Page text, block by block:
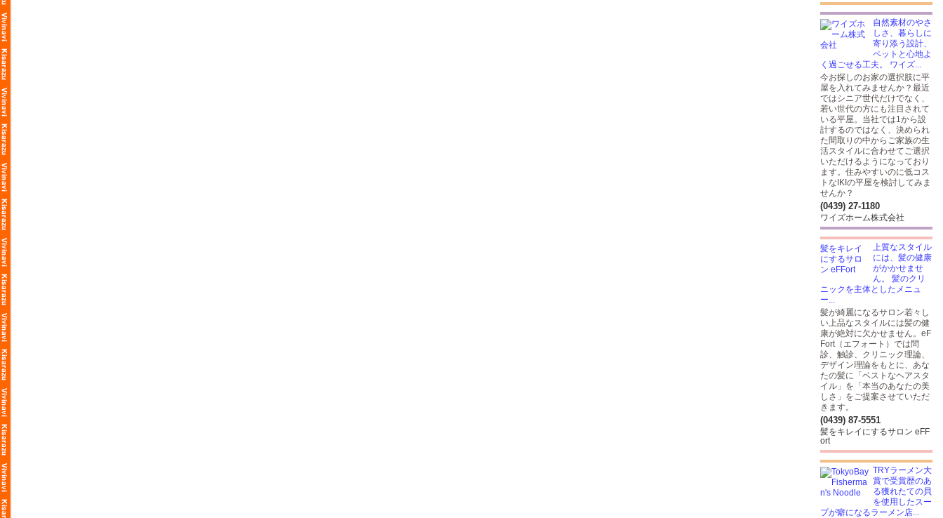
自然素材のやさ
しさ、暮らしに
寄り添う設計、
ペットと心地よ
く過ごせる工夫。 ワイズ...
今お探しのお家の選択肢に平
屋を入れてみませんか？最近
ではシニア世代だけでなく、
若い世代の方にも注目されて
いる平屋。当社では1から設
計するのではなく、決められ
た間取りの中からご家族の生
活スタイルに合わせてご選択
いただけるようになっており
ます。住みやすいのに低コス
トなIKIの平屋を検討してみま
せんか？
(0439) 27-1180
ワイズホーム株式会社
上質なスタイル
には、髪の健康
がかかせませ
ん。 髪のクリ
ニックを主体としたメニュ
ー...
髪が綺麗になるサロン若々し
い上品なスタイルには髪の健
康が絶対に欠かせません。eF
Fort（エフォート）では問
診、触診、クリニック理論、
デザイン理論をもとに、あな
たの髪に「ベストなヘアスタ
イル」を「本当のあなたの美
しさ」をご提案させていただ
きます。
(0439) 87-5551
髪をキレイにするサロン eFF
ort
TRYラーメン大
賞で受賞歴のあ
る獲れたての貝
を使用したスー
プが癖になるラーメン店...